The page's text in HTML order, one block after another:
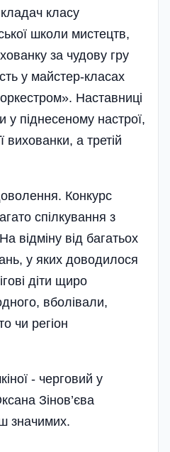
класу
школи мистецтв,
за чудову гру
у майстер-класах
Наставниці
у піднесеному настрої,
вихованки, а третій
Конкурс
спілкування з
відміну від багатьох
у яких доводилося
діти щиро
вболівали,
чи регіон
- черговий у
Зінов’єва
значимих.